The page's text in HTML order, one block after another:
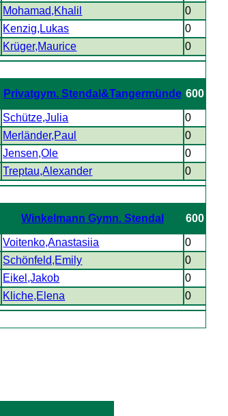
Mohamad,Khalil
0
Kenzig,Lukas
0
Krüger,Maurice 0
Privatgym. Stendal&Tangermünde 600
Schütze,Julia
0
Merländer,Paul
0
Jensen,Ole
0
Treptau,Alexander 0
Winkelmann Gymn. Stendal 600
Voitenko,Anastasiia
0
Schönfeld,Emily
0
Eikel,Jakob
0
Kliche,Elena 0